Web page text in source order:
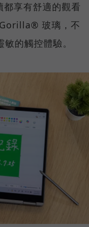
享有舒適的觀看
玻璃，不
的觸控體驗。